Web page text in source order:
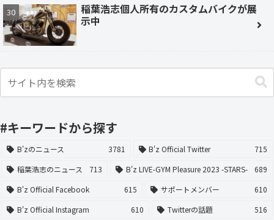
稲葉浩志個人所有のカスタムバイクが展
示中
#キーワードから探す
B'zのニュース 3781 B'z Official Twitter
715
稲葉浩志のニュース
713 B'z LIVE-GYM Pleasure 2023 -STARS-
689
B'z Official Facebook
615 サポートメンバー
610
B'z Official Instagram
610 Twitterの話題
516